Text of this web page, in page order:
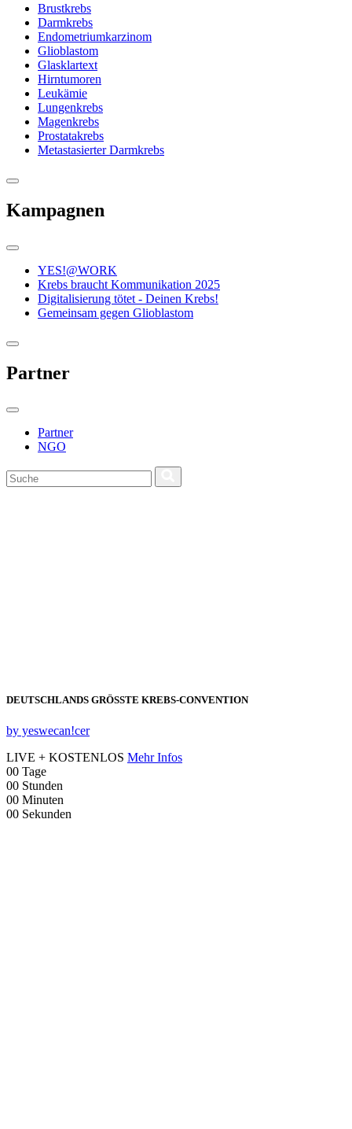
Brustkrebs
Darmkrebs
Endometriumkarzinom
Glioblastom
Glasklartext
Hirntumoren
Leukämie
Lungenkrebs
Magenkrebs
Prostatakrebs
Metastasierter Darmkrebs
Kampagnen
YES!@WORK
Krebs braucht Kommunikation 2025
Digitalisierung tötet - Deinen Krebs!
Gemeinsam gegen Glioblastom
Partner
Partner
NGO
DEUTSCHLANDS GRÖSSTE KREBS‑CONVENTION
by yeswecan!cer
LIVE + KOSTENLOS Mehr Infos
00 Tage
00 Stunden
00 Minuten
00 Sekunden